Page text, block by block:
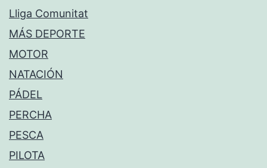
Lliga Comunitat
MÁS DEPORTE
MOTOR
NATACIÓN
PÁDEL
PERCHA
PESCA
PILOTA